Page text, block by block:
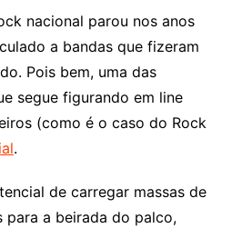
nacional parou nos anos
a bandas que fizeram
Pois bem, uma das
segue figurando em line
(como é o caso do Rock
.
de carregar massas de
para a beirada do palco,